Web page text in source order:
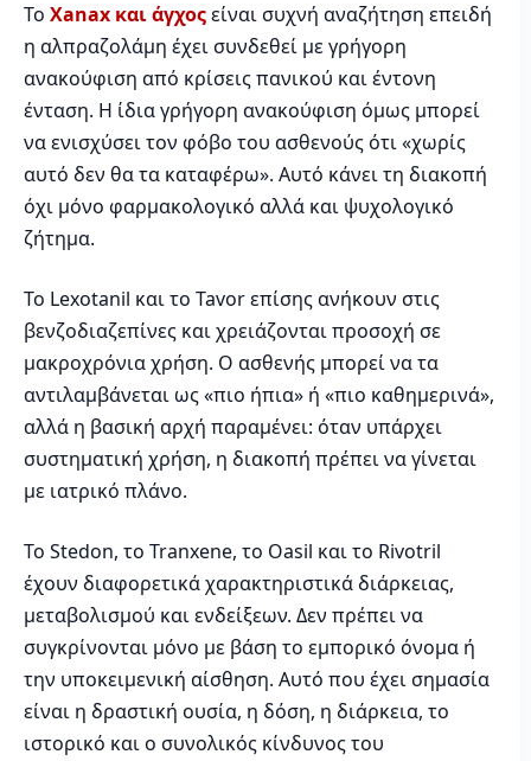
Το Xanax και άγχοςείναι συχνή αναζήτηση επειδή
η αλπραζολάμη έχει συνδεθεί με γρήγορη
ανακούφιση από κρίσεις πανικού και έντονη
ένταση. Η ίδια γρήγορη ανακούφιση όμως μπορεί
να ενισχύσει τον φόβο του ασθενούς ότι «χωρίς
αυτό δεν θα τα καταφέρω». Αυτό κάνει τη διακοπή
όχι μόνο φαρμακολογικό αλλά και ψυχολογικό
ζήτημα.
Το Lexotanil και το Tavor επίσης ανήκουν στις
βενζοδιαζεπίνες και χρειάζονται προσοχή σε
μακροχρόνια χρήση. Ο ασθενής μπορεί να τα
αντιλαμβάνεται ως «πιο ήπια» ή «πιο καθημερινά»,
αλλά η βασική αρχή παραμένει: όταν υπάρχει
συστηματική χρήση, η διακοπή πρέπει να γίνεται
με ιατρικό πλάνο.
Το Stedon, το Tranxene, το Oasil και το Rivotril
έχουν διαφορετικά χαρακτηριστικά διάρκειας,
μεταβολισμού και ενδείξεων. Δεν πρέπει να
συγκρίνονται μόνο με βάση το εμπορικό όνομα ή
την υποκειμενική αίσθηση. Αυτό που έχει σημασία
είναι η δραστική ουσία, η δόση, η διάρκεια, το
ιστορικό και ο συνολικός κίνδυνος του